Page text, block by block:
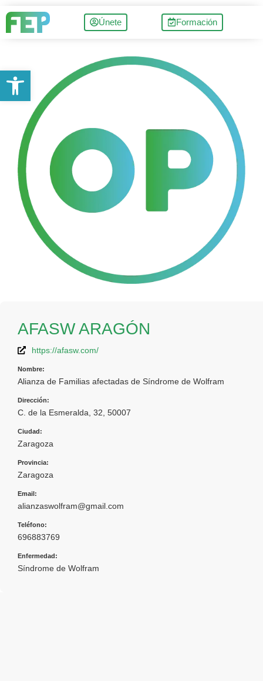
Únete Formación
AFASW ARAGÓN
https://afasw.com/
Nombre:
Alianza de Familias afectadas de Síndrome de Wolfram
Dirección:
C. de la Esmeralda, 32, 50007
Ciudad:
Zaragoza
Provincia:
Zaragoza
Email:
alianzaswolfram@gmail.com
Teléfono:
696883769
Enfermedad:
Síndrome de Wolfram
Abrir barra de herramientas